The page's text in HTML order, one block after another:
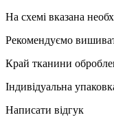
На схемі вказана
Рекомендуємо
Край тканини
Індивідуальна
Написати відгук